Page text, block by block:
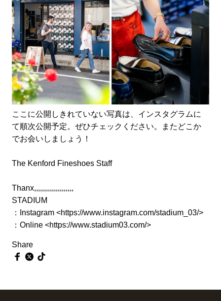
ここに公開しきれていない写真は、インスタグラムに
て順次公開予定。ぜひチェックください。またどこか
でお会いしましょう！
The Kenford Fineshoes Staff
Thanx,,,,,,,,,,,,,,,,,,,,
STADIUM
：Instagram <https://www.instagram.com/stadium_03/>
：Online <https://www.stadium03.com/>
Share